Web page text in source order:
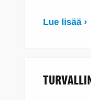
Lue lisää ›